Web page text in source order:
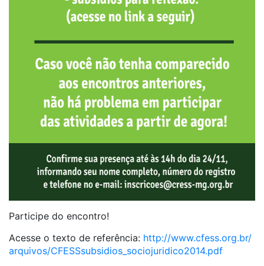
Participe do encontro!
Acesse o texto de referência: http://www.cfess.org.br/
arquivos/CFESSsubsidios_sociojuridico2014.pdf